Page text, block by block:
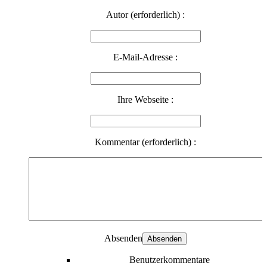
Autor (erforderlich) :
E-Mail-Adresse :
Ihre Webseite :
Kommentar (erforderlich) :
Absenden
Benutzerkommentare